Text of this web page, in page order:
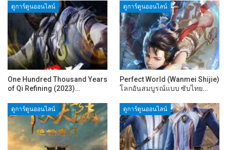
ดูการ์ตูนออนไลน์
One Hundred Thousand Years
of Qi Refining (2023)…
ดูการ์ตูนออนไลน์
Perfect World (Wanmei Shijie)
โลกอันสมบูรณ์แบบ ซับไทย…
ดูการ์ตูนออนไลน์ ดูการ์ตูนออนไลน์